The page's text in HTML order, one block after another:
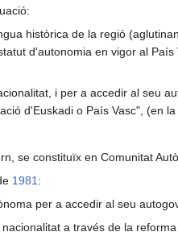
històrica de la regió
d'autonomia en vigor al
i per a accedir al seu
d'Euskadi o País Vasc", (en
se constituïx en Comunitat
1981 :
per a accedir al seu
a través de la